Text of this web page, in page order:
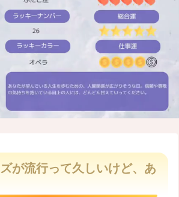
M
t
が流行って久しいけど、あ